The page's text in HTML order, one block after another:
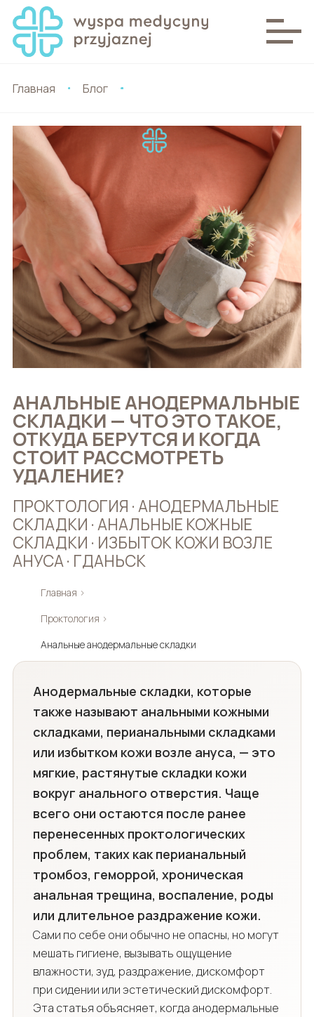
Главная Блог
АНАЛЬНЫЕ АНОДЕРМАЛЬНЫЕ
СКЛАДКИ — ЧТО ЭТО ТАКОЕ,
ОТКУДА БЕРУТСЯ И КОГДА
СТОИТ РАССМОТРЕТЬ
УДАЛЕНИЕ?
ПРОКТОЛОГИЯ · АНОДЕРМАЛЬНЫЕ
СКЛАДКИ · АНАЛЬНЫЕ КОЖНЫЕ
СКЛАДКИ · ИЗБЫТОК КОЖИ ВОЗЛЕ
АНУСА · ГДАНЬСК
Главная ›
Проктология ›
Анальные анодермальные складки
Анодермальные складки, которые
также называют анальными кожными
складками, перианальными складками
или избытком кожи возле ануса, — это
мягкие, растянутые складки кожи
вокруг анального отверстия. Чаще
всего они остаются после ранее
перенесенных проктологических
проблем, таких как перианальный
тромбоз, геморрой, хроническая
анальная трещина, воспаление, роды
или длительное раздражение кожи.
Сами по себе они обычно не опасны, но могут
мешать гигиене, вызывать ощущение
влажности, зуд, раздражение, дискомфорт
при сидении или эстетический дискомфорт.
Эта статья объясняет, когда анодермальные